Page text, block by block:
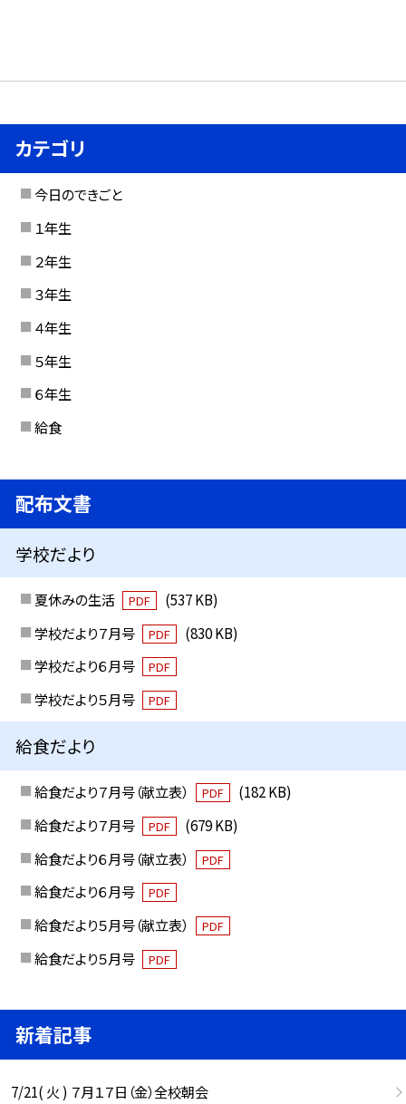
カテゴリ
今日のできごと
１年生
２年生
３年生
４年生
５年生
６年生
給食
配布文書
学校だより
夏休みの生活 PDF
(537 KB)
学校だより７月号
PDF
(830 KB)
学校だより６月号
PDF
学校だより５月号 PDF
給食だより
給食だより７月号（献立表） PDF
(182 KB)
給食だより７月号
PDF
(679 KB)
給食だより６月号（献立表）
PDF
給食だより６月号 PDF
給食だより５月号（献立表） PDF
給食だより５月号 PDF
新着記事
7/21( 火 ) ７月１７日（金）全校朝会